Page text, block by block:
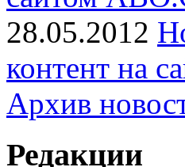
28.05.2012
контент на
Архив
Редакции